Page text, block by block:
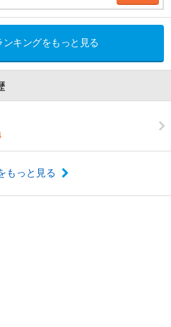
ンキングをもっと見る
もっと見る